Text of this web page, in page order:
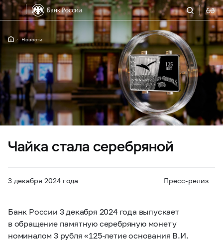
Новости
Чайка стала серебряной
3 декабря 2024 года Пресс-релиз
Банк России 3 декабря 2024 года выпускает
в обращение памятную серебряную монету
номиналом 3 рубля«125-летиеоснования В.И.